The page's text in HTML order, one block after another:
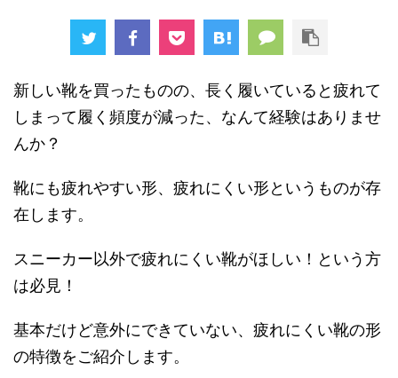
新しい靴を買ったものの、長く履いていると疲れて
しまって履く頻度が減った、なんて経験はありませ
んか？
靴にも疲れやすい形、疲れにくい形というものが存
在します。
スニーカー以外で疲れにくい靴がほしい！という方
は必見！
基本だけど意外にできていない、疲れにくい靴の形
の特徴をご紹介します。